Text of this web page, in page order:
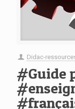
Didac-
#Guide